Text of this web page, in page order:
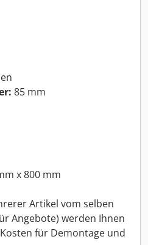
85 mm
x 800 mm
Artikel vom selben
Angebote) werden Ihnen
für Demontage und